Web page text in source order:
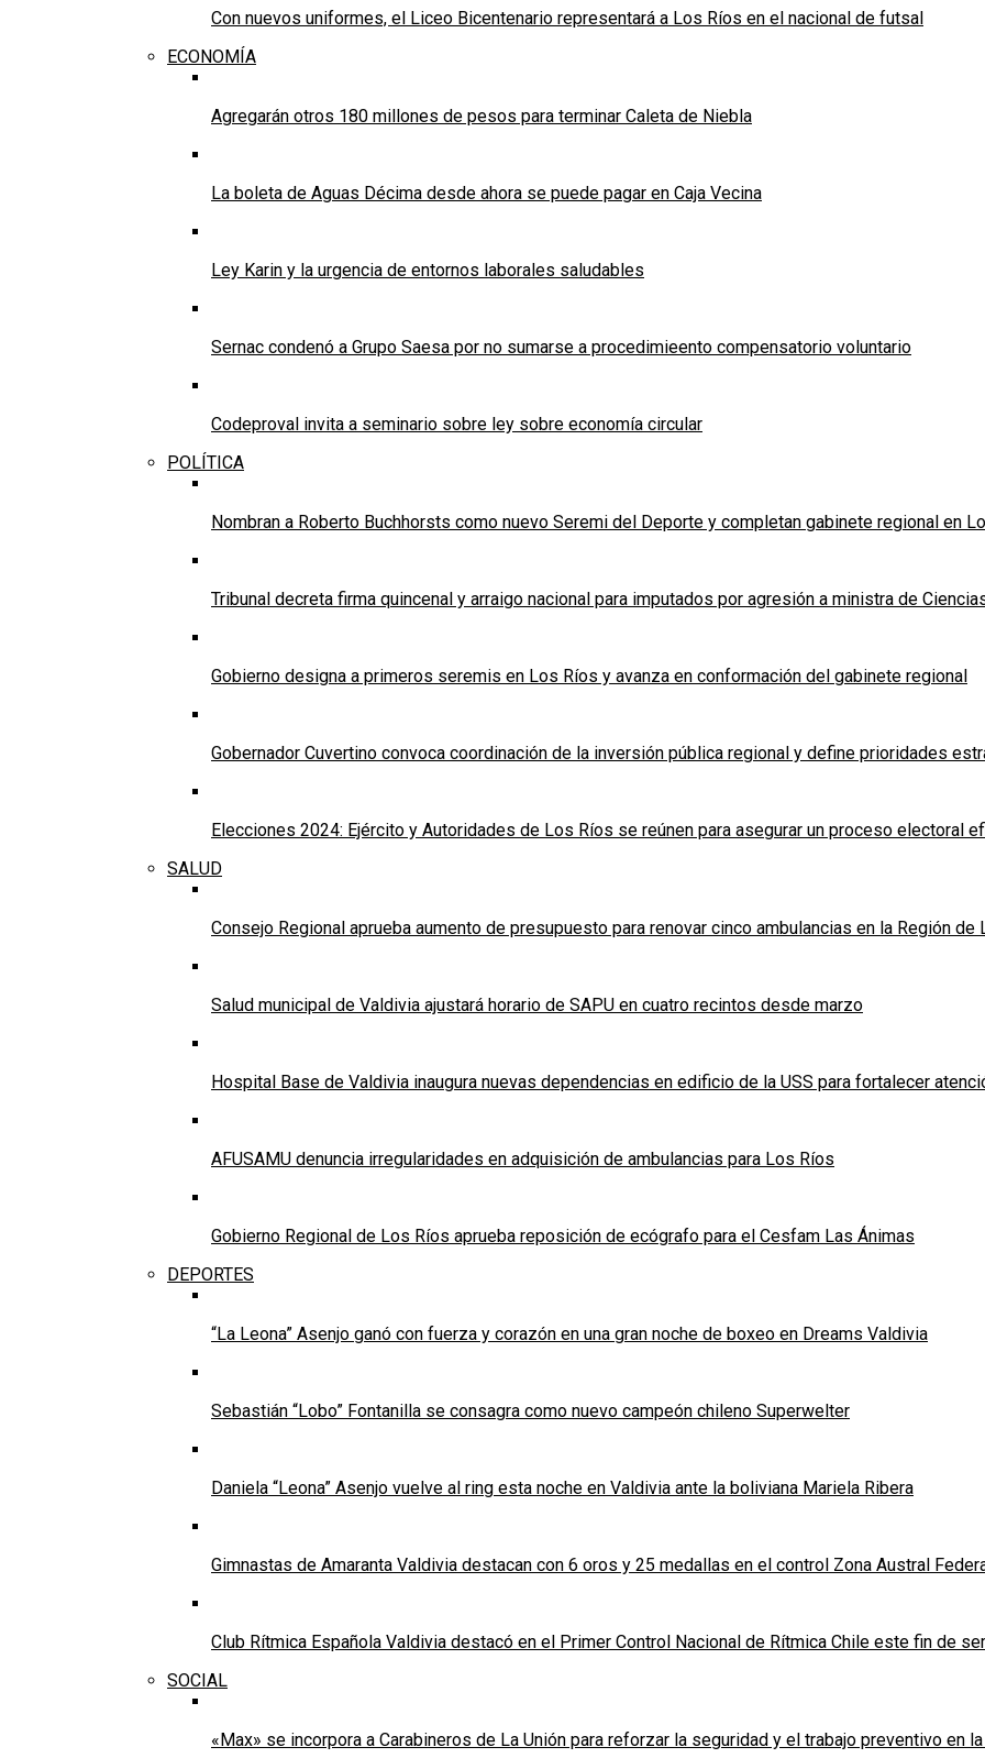
Con nuevos uniformes, el Liceo Bicentenario representará a Los Ríos en el nacional de futsal
ECONOMÍA
Agregarán otros 180 millones de pesos para terminar Caleta de Niebla
La boleta de Aguas Décima desde ahora se puede pagar en Caja Vecina
Ley Karin y la urgencia de entornos laborales saludables
Sernac condenó a Grupo Saesa por no sumarse a procedimieento compensatorio voluntario
Codeproval invita a seminario sobre ley sobre economía circular
POLÍTICA
Nombran a Roberto Buchhorsts como nuevo Seremi del Deporte y completan gabinete regional en
Tribunal decreta firma quincenal y arraigo nacional para imputados por agresión a ministra de
Gobierno designa a primeros seremis en Los Ríos y avanza en conformación del gabinete regional
Gobernador Cuvertino convoca coordinación de la inversión pública regional y define prioridades
Elecciones 2024: Ejército y Autoridades de Los Ríos se reúnen para asegurar un proceso electoral
SALUD
Consejo Regional aprueba aumento de presupuesto para renovar cinco ambulancias en la Región de
Salud municipal de Valdivia ajustará horario de SAPU en cuatro recintos desde marzo
Hospital Base de Valdivia inaugura nuevas dependencias en edificio de la USS para fortalecer
AFUSAMU denuncia irregularidades en adquisición de ambulancias para Los Ríos
Gobierno Regional de Los Ríos aprueba reposición de ecógrafo para el Cesfam Las Ánimas
DEPORTES
“La Leona” Asenjo ganó con fuerza y corazón en una gran noche de boxeo en Dreams Valdivia
Sebastián “Lobo” Fontanilla se consagra como nuevo campeón chileno Superwelter
Daniela “Leona” Asenjo vuelve al ring esta noche en Valdivia ante la boliviana Mariela Ribera
Gimnastas de Amaranta Valdivia destacan con 6 oros y 25 medallas en el control Zona Austral
Club Rítmica Española Valdivia destacó en el Primer Control Nacional de Rítmica Chile este fin de
SOCIAL
«Max» se incorpora a Carabineros de La Unión para reforzar la seguridad y el trabajo preventivo en